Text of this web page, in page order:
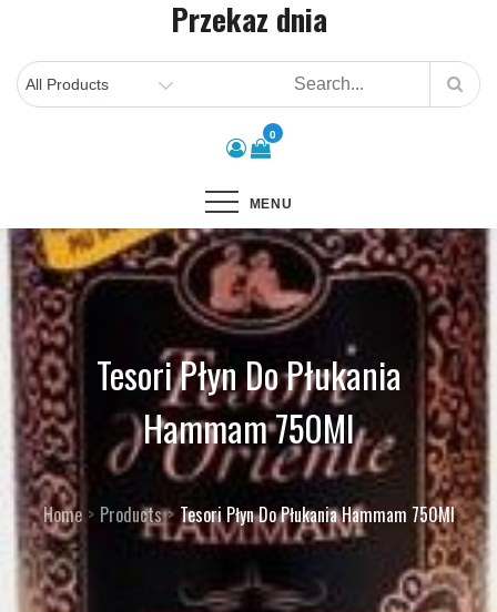
content
Przekaz dnia
0
MENU
Tesori Płyn Do Płukania
Hammam 750Ml
Home Products Tesori Płyn Do Płukania Hammam 750Ml